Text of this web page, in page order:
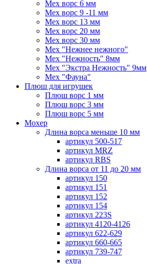
Мех ворс 6 мм
Мех ворс 9 -11 мм
Мех ворс 13 мм
Мех ворс 20 мм
Мех ворс 30 мм
Мех "Нежнее нежного"
Мех "Нежность" 8мм
Мех "Экстра Нежность" 9мм
Мех "Фауна"
Плюш для игрушек
Плюш ворс 1 мм
Плюш ворс 3 мм
Плюш ворс 5 мм
Мохер
Длина ворса меньше 10 мм
артикул 500-517
артикул MRZ
артикул RBS
Длина ворса от 11 до 20 мм
артикул 150
артикул 151
артикул 152
артикул 154
артикул 223S
артикул 4120-4126
артикул 622-629
артикул 660-665
артикул 739-747
extra